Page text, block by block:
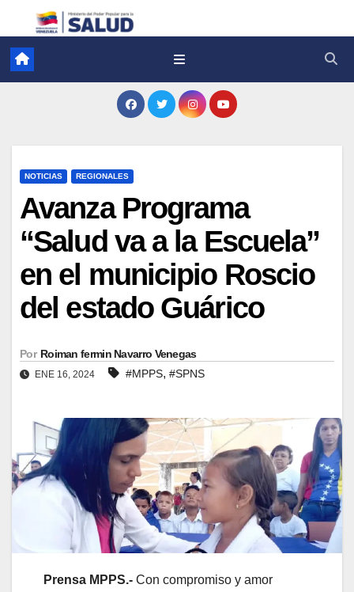
NOTICIAS REGIONALES
Avanza Programa
“Salud va a la Escuela”
en el municipio Roscio
del estado Guárico
Por Roiman fermin Navarro Venegas
ENE 16, 2024 #MPPS, #SPNS
Prensa MPPS.- Con compromiso y amor